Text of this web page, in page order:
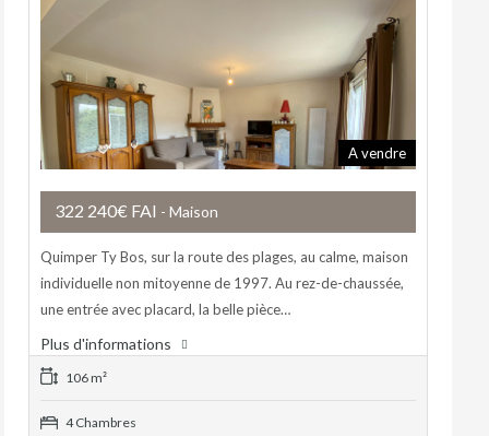
A vendre
322 240€ FAI - Maison
Quimper Ty Bos, sur la route des plages, au calme, maison
individuelle non mitoyenne de 1997. Au rez-de-chaussée,
une entrée avec placard, la belle pièce…
Plus d'informations
106 m²
4 Chambres